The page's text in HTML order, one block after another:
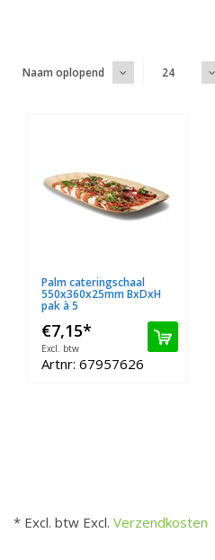
Naam oplopend 24
Palm cateringschaal
550x360x25mm BxDxH
pak à 5
€7,15*
Excl. btw
Artnr: 67957626
* Excl. btw Excl. Verzendkosten